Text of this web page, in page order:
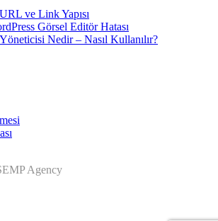
ve Link Yapısı
Görsel Editör Hatası
Nedir – Nasıl Kullanılır?
Agency